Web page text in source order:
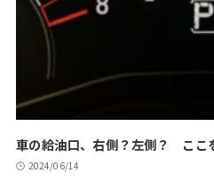
車の給油口、右側？左側？ ここ
2024/06/14